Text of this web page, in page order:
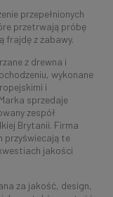
przepełnionych
przetrwają próbę
frajdę z zabawy.
z drewna i
wykonane
i
sprzedaje
zespół
Brytanii. Firma
przyświecają te
jakości
za jakość, design,